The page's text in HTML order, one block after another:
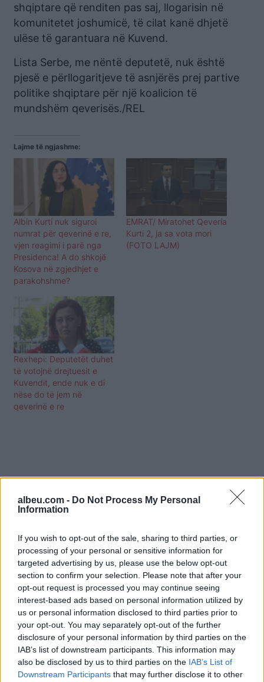
albeu.com - Do Not Process My Personal
Information
If you wish to opt-out of the sale, sharing to third parties, or
processing of your personal or sensitive information for
targeted advertising by us, please use the below opt-out
section to confirm your selection. Please note that after your
opt-out request is processed you may continue seeing
interest-based ads based on personal information utilized by
us or personal information disclosed to third parties prior to
your opt-out. You may separately opt-out of the further
disclosure of your personal information by third parties on the
IAB’s list of downstream participants. This information may
also be disclosed by us to third parties on the IAB’s List of
Downstream Participants that may further disclose it to other
shqiptare që renditen pas saj, llogarisin në
komunitetet joshumicë, të cilat kanë dhjetë
ulëse të garantuara në Kuvend.
Lista Serbe, me nëntë deputetë, nuk është
pjesë e përllogaritjeve të asnjërës prej partive
politike shqiptare për një koalicion të
mundshëm qeverisës./REL
Lajme të ngjashme:
Albin Kurti nuk siguroi
numrat për qeverinë e re,
vjen reagimi i parë nga
Presidenca! A do shkojë
Kosova në zgjedhjet e
parakohshme?
EMRAT/ Miratohet Qeveria
Kurti 2, ja sa vota mori
(FOTO LAJM)
Rexhepi: Deputetët duhet
të votojnë drejtuesit e
Kuvendit, ende nuk e di
nëse do të jem në
qeverinë e re
Shtuarmë2.04.2025 17:59
Tags:
kosove , kurti